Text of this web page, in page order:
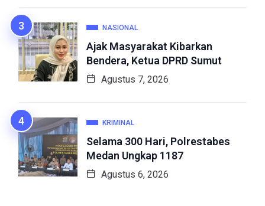
NASIONAL
Ajak Masyarakat Kibarkan
Bendera, Ketua DPRD Sumut
Agustus 7, 2026
KRIMINAL
Selama 300 Hari, Polrestabes
Medan Ungkap 1187
Agustus 6, 2026